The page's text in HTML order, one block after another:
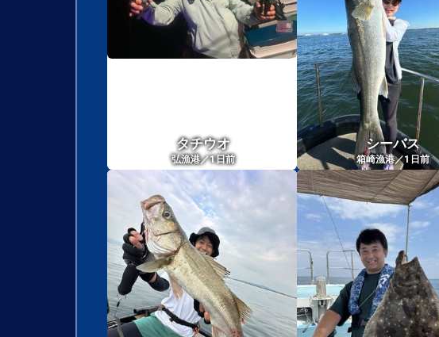
タチウオ
弘漁港／1日前
シーバス
箱崎漁港／1 日前